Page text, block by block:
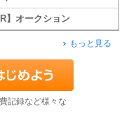
】オークション
もっと見る
記録など様々な